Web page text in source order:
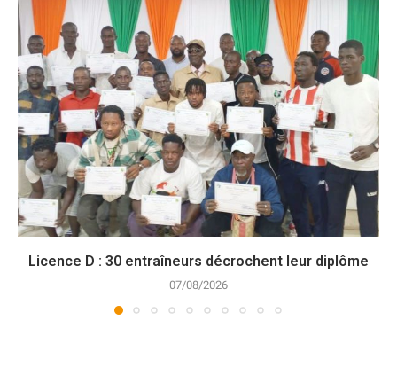
Licence D : 30 entraîneurs décrochent leur diplôme
07/08/2026